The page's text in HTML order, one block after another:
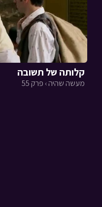
קלותה של תשובה
מעשה שהיה › פרק 55